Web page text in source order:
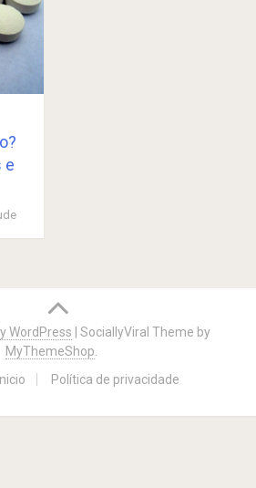
e
WordPress |SociallyViral Theme by
MyThemeShop
Política de privacidade